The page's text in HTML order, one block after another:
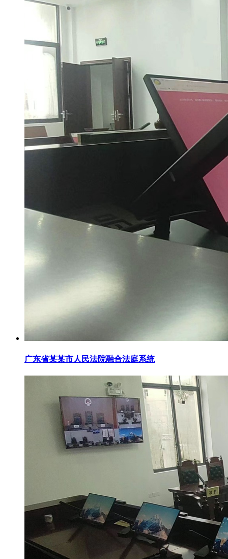
广东省某某市人民法院融合法庭系统